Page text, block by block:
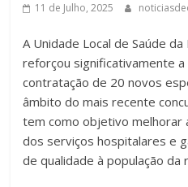
11 de Julho, 2025
A Unidade Local de Saúde
reforçou significativamente a
contratação de 20 novos
âmbito do mais recente
tem como objetivo melhorar
dos serviços hospitalares e
de qualidade à população da